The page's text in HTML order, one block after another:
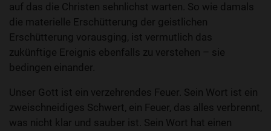
auf das die Christen sehnlichst warten. So wie damals
die materielle Erschütterung der geistlichen
Erschütterung vorausging, ist vermutlich das
zukünftige Ereignis ebenfalls zu verstehen – sie
bedingen einander.
Unser Gott ist ein verzehrendes Feuer. Sein Wort ist ein
zweischneidiges Schwert, ein Feuer, das alles verbrennt,
was nicht klar und sauber ist. Sein Wort hat einen